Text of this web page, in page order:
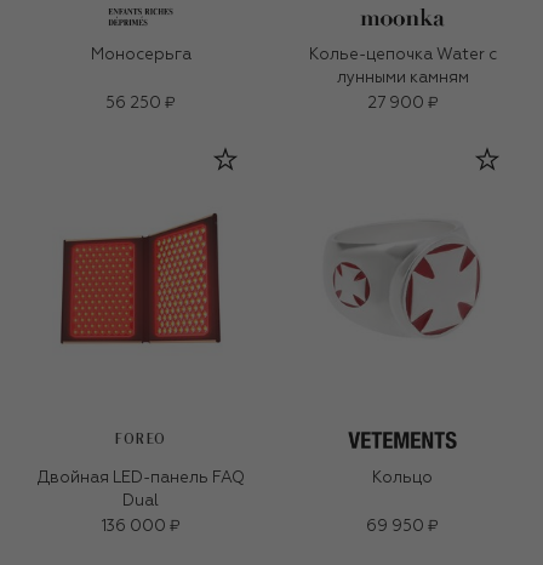
Моносерьга
56 250 ₽
Колье-цепочка Water с
лунными камням
27 900 ₽
FOREO
Двойная LED-панель FAQ
Dual
136 000 ₽
Кольцо
69 950 ₽